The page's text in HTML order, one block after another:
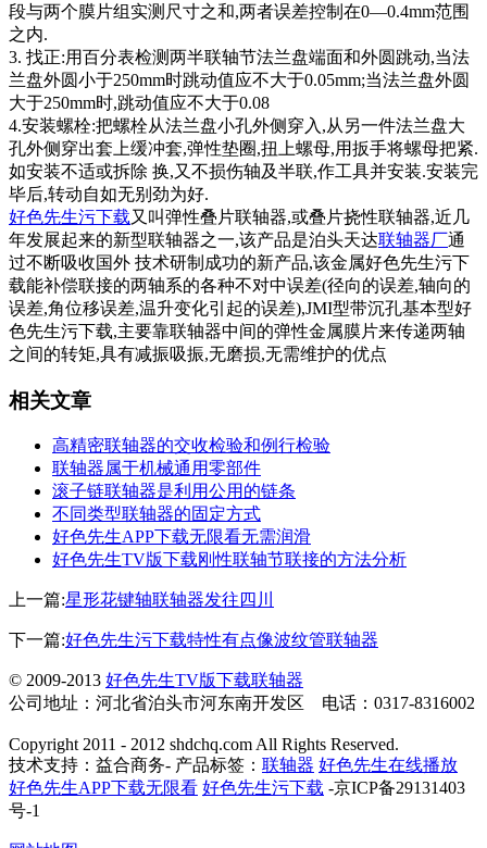
段与两个膜片组实测尺寸之和,两者误差控制在0—0.4mm范围
之内.
3. 找正:用百分表检测两半联轴节法兰盘端面和外圆跳动,当法
兰盘外圆小于250mm时跳动值应不大于0.05mm;当法兰盘外圆
大于250mm时,跳动值应不大于0.08
4.安装螺栓:把螺栓从法兰盘小孔外侧穿入,从另一件法兰盘大
孔外侧穿出套上缓冲套,弹性垫圈,扭上螺母,用扳手将螺母把紧.
如安装不适或拆除 换,又不损伤轴及半联,作工具并安装.安装完
毕后,转动自如无别劲为好.
好色先生污下载又叫弹性叠片联轴器,或叠片挠性联轴器,近几
年发展起来的新型联轴器之一,该产品是泊头天达联轴器厂通
过不断吸收国外 技术研制成功的新产品,该金属好色先生污下
载能补偿联接的两轴系的各种不对中误差(径向的误差,轴向的
误差,角位移误差,温升变化引起的误差),JMI型带沉孔基本型好
色先生污下载,主要靠联轴器中间的弹性金属膜片来传递两轴
之间的转矩,具有减振吸振,无磨损,无需维护的优点
相关文章
高精密联轴器的交收检验和例行检验
联轴器属于机械通用零部件
滚子链联轴器是利用公用的链条
不同类型联轴器的固定方式
好色先生APP下载无限看无需润滑
好色先生TV版下载刚性联轴节联接的方法分析
上一篇:星形花键轴联轴器发往四川
下一篇:好色先生污下载特性有点像波纹管联轴器
© 2009-2013 好色先生TV版下载联轴器
公司地址：河北省泊头市河东南开发区 电话：0317-8316002
Copyright 2011 - 2012 shdchq.com All Rights Reserved.
技术支持：益合商务- 产品标签： 联轴器 好色先生在线播放
好色先生APP下载无限看 好色先生污下载 -京ICP备29131403
号-1